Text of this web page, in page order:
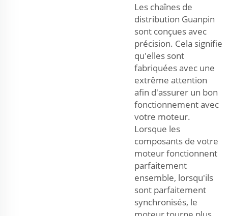
Les chaînes de
distribution Guanpin
sont conçues avec
précision. Cela signifie
qu'elles sont
fabriquées avec une
extrême attention
afin d'assurer un bon
fonctionnement avec
votre moteur.
Lorsque les
composants de votre
moteur fonctionnent
parfaitement
ensemble, lorsqu'ils
sont parfaitement
synchronisés, le